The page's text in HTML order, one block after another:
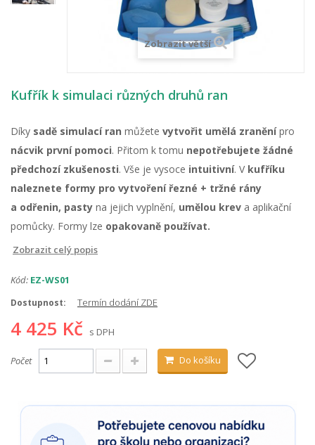
Zobrazit větší
Kufřík k simulaci různých druhů ran
Díky sadě simulací ran můžete vytvořit umělá zraněnípro
nácvik první pomoci. Přitom k tomu nepotřebujete žádné
předchozí zkušenosti. Vše je vysoce intuitivní. V kufříku
naleznete formy pro vytvoření řezné + tržné rány
a odřenin, pasty na jejich vyplnění, umělou krev a aplikační
pomůcky. Formy lze opakovaně používat.
Zobrazit celý popis
Kód: EZ-WS01
Dostupnost: Termín dodání ZDE
4 425 Kč s DPH
Počet Do košíku